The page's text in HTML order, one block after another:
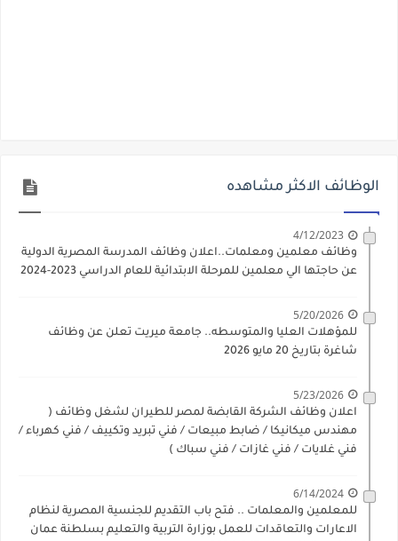
الوظائف الاكثر مشاهده
4/12/2023
وظائف معلمين ومعلمات..اعلان وظائف المدرسة المصرية الدولية
عن حاجتها الي معلمين للمرحلة الابتدائية للعام الدراسي 2023-2024
5/20/2026
للمؤهلات العليا والمتوسطه.. جامعة ميريت تعلن عن وظائف
شاغرة بتاريخ 20 مايو 2026
5/23/2026
اعلان وظائف الشركة القابضة لمصر للطيران لشغل وظائف (
مهندس ميكانيكا / ضابط مبيعات / فني تبريد وتكييف / فني كهرباء /
فني غلايات / فني غازات / فني سباك )
6/14/2024
للمعلمين والمعلمات .. فتح باب التقديم للجنسية المصرية لنظام
الاعارات والتعاقدات للعمل بوزارة التربية والتعليم بسلطنة عمان